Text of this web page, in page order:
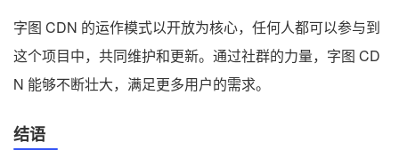
字图 CDN 的运作模式以开放为核心，任何人都可以参与到
这个项目中，共同维护和更新。通过社群的力量，字图 CD
N 能够不断壮大，满足更多用户的需求。
结语